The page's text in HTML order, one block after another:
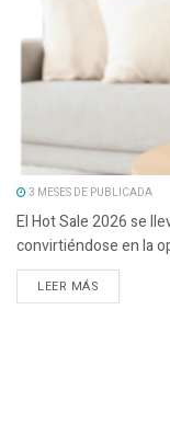
3 MESES DE PUBLICADA
El Hot Sale 2026 se
convirtiéndose en la
LEER MÁS